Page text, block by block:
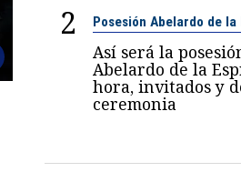
2 Posesión Abelardo de la
Así será la
Abelardo de la
hora, invitados y
ceremonia